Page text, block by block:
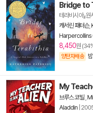
Bridge to
테라비시아』
캐서린 패터슨,
Harpercollins
8,450원
양탄자배송
My
브루스 코빌
Aladdin